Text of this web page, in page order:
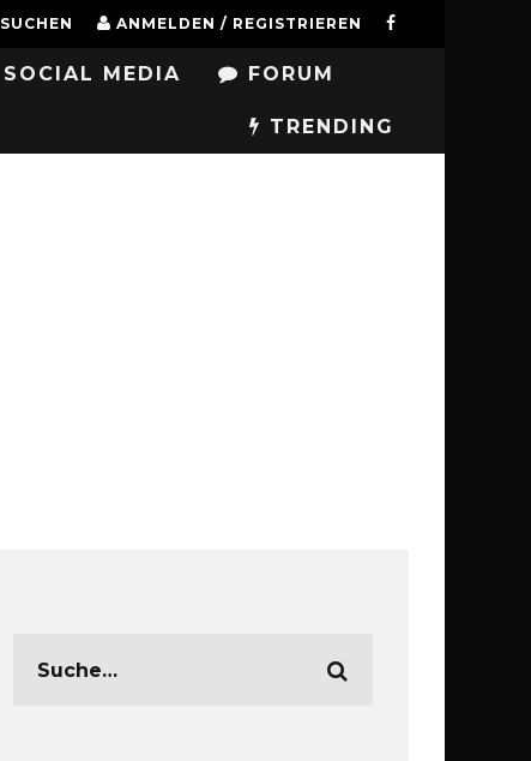
SUCHEN ANMELDEN / REGISTRIEREN
SOCIAL MEDIA FORUM
TRENDING